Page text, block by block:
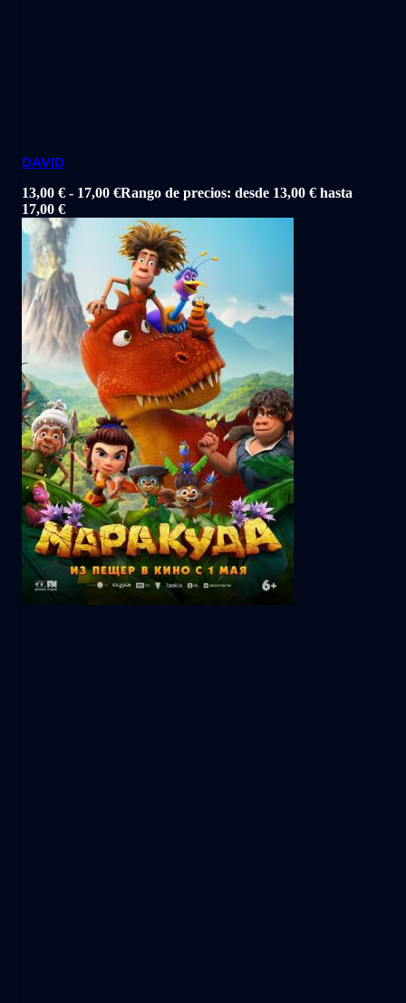
DAVID
13,00 € - 17,00 €Rango de precios: desde 13,00 € hasta
17,00 €